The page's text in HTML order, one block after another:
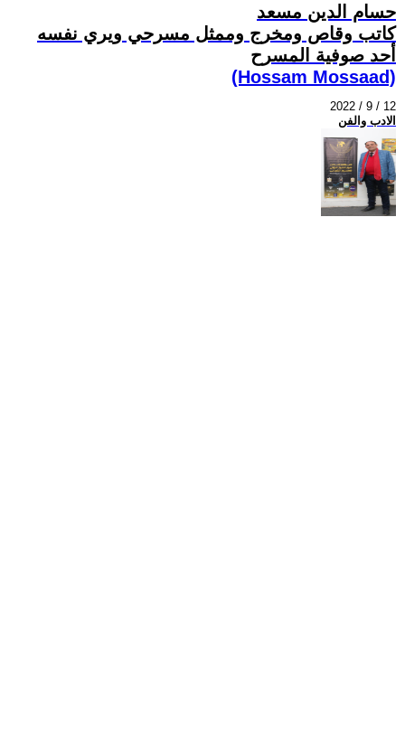
حسام الدين مسعد
كاتب وقاص ومخرج وممثل مسرحي ويري نفسه
أحد صوفية المسرح
(Hossam Mossaad)
2022 / 9 / 12
الادب والفن